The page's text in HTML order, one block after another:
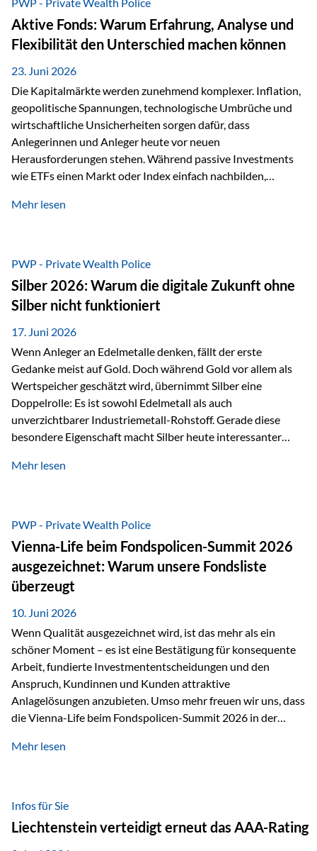
klügste Antwort auf globale Instabilität. Physische Werte
und der richtige Rechtsstandort sind heute keine bloße
Option mehr, sondern eine strategische Notwendigkeit. 1.
Der massive Aufwand hinter einem winzigen…
Aktive Fonds: Warum Erfahrung, Analyse und
Flexibilität den Unterschied machen können
23. Juni 2026
Die Kapitalmärkte werden zunehmend komplexer. Inflation,
geopolitische Spannungen, technologische Umbrüche und
wirtschaftliche Unsicherheiten sorgen dafür, dass
Anlegerinnen und Anleger heute vor neuen
Herausforderungen stehen. Während passive Investments
wie ETFs einen Markt oder Index einfach nachbilden,
setzen auf die Expertise erfahrener Fondsmanager, die
Veränderungen geprägt ist, kann diese aktive
Herangehensweise einen entscheidenden Mehrwert bieten.
Was zeichnet aktive Fonds aus? Aktive Fonds verfolgen das
Ziel, nicht nur einen Markt abzubilden, sondern gezielt
Anlageentscheidungen zu treffen. Fondsmanager
analysieren Unternehmen,…
Mehr lesen
PWP - Private Wealth Police
Silber 2026: Warum die digitale Zukunft ohne
Silber nicht funktioniert
17. Juni 2026
Wenn Anleger an Edelmetalle denken, fällt der erste
Gedanke meist auf Gold. Doch während Gold vor allem als
Wertspeicher geschätzt wird, übernimmt Silber eine
Doppelrolle: Es ist sowohl Edelmetall als auch
unverzichtbarer Industriemetall-Rohstoff. Gerade diese
besondere Eigenschaft macht Silber heute interessanter
elektrischer – und genau dort spielt Silber eine
Leitfähigkeit aller Metalle. Diese Eigenschaft macht es für
zahlreiche Zukunftstechnologien praktisch unverzichtbar.
Silber findet sich unter anderem in: Solarmodulen
Elektrofahrzeugen Halbleitern Smartphones und Tablets…
Mehr lesen
PWP - Private Wealth Police
Vienna-Life beim Fondspolicen-Summit 2026
ausgezeichnet: Warum unsere Fondsliste
überzeugt
10. Juni 2026
Wenn Qualität ausgezeichnet wird, ist das mehr als ein
schöner Moment – es ist eine Bestätigung für konsequente
Arbeit, fundierte Investmententscheidungen und den
Anspruch, Kundinnen und Kunden attraktive
Anlagelösungen anzubieten. Umso mehr freuen wir uns, dass
die Vienna-Life beim Fondspolicen-Summit 2026 in der
dieser Ehrung ist der renommierte Fondspolicenreport der
analysiert und verglichen wurden. Das Ergebnis: Die ETF-
Auswahl der Vienna-Life zählt zu den drei besten Angeboten
am Markt. Für uns ist diese Auszeichnung eine Bestätigung
Mehr lesen
Infos für Sie
Liechtenstein verteidigt erneut das AAA-Rating